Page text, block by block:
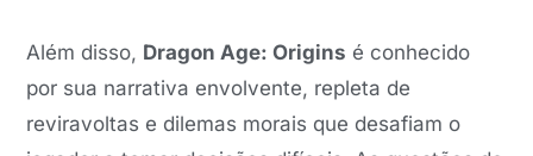
Além disso, Dragon Age: Origins é conhecido
por sua narrativa envolvente, repleta de
reviravoltas e dilemas morais que desafiam o